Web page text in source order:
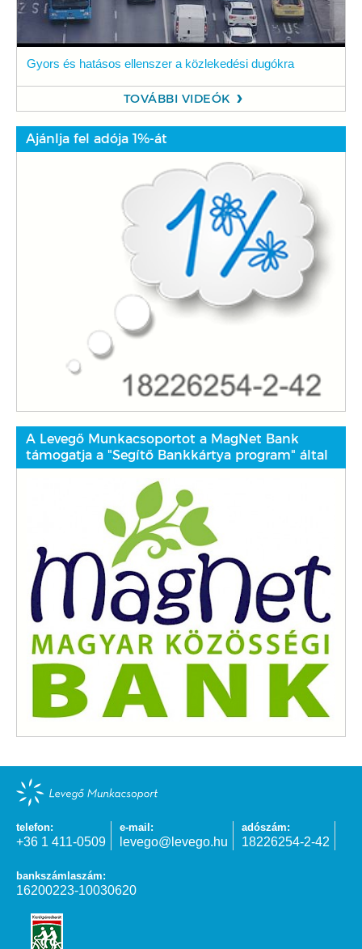
Gyors és hatásos ellenszer a közlekedési dugókra
TOVÁBBI VIDEÓK
Ajánlja fel adója 1%-át
A Levegő Munkacsoportot a MagNet Bank
támogatja a "Segítő Bankkártya program" által
telefon:
+36 1 411-0509
e-mail:
levego@levego.hu
adószám:
18226254-2-42
bankszámlaszám:
16200223-10030620